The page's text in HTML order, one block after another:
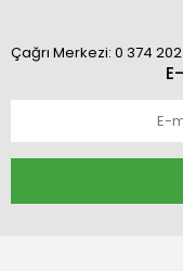
Çağrı Merkezi: 0 374